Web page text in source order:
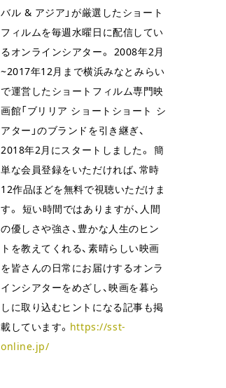
バル & アジア」が厳選したショート
フィルムを毎週水曜日に配信してい
るオンラインシアター。 2008年2月
~2017年12月まで横浜みなとみらい
で運営したショートフィルム専門映
画館「ブリリア ショートショート シ
アター」のブランドを引き継ぎ、
2018年2月にスタートしました。 簡
単な会員登録をいただければ、常時
12作品ほどを無料で視聴いただけま
す。 短い時間ではありますが、人間
の優しさや強さ、豊かな人生のヒン
トを教えてくれる、素晴らしい映画
を皆さんの日常にお届けするオンラ
インシアターをめざし、映画を暮ら
しに取り込むヒントになる記事も掲
載しています。 https://sst-
online.jp/